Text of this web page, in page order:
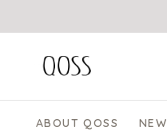
ABOUT QOSS NEW